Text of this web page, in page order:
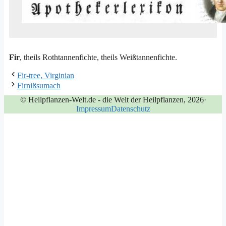
Fir, theils Roth­tan­nen­fich­te, theils Weißtannenfichte.
Fir-tree, Virginian
Firnißsumach
© Heilpflanzen-Welt.de - die Welt der Heilpflanzen, 2026·
ImpressumDatenschutz